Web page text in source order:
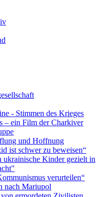
- Stimmen des Krieges
– ein Film der Charkiver
und Hoffnung
ist schwer zu beweisen“
ukrainische Kinder gezielt in
verurteilen“
nach Mariupol